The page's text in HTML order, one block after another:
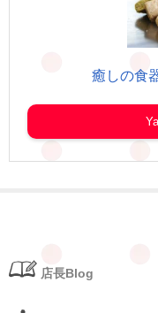
癒しの食
店長Blog